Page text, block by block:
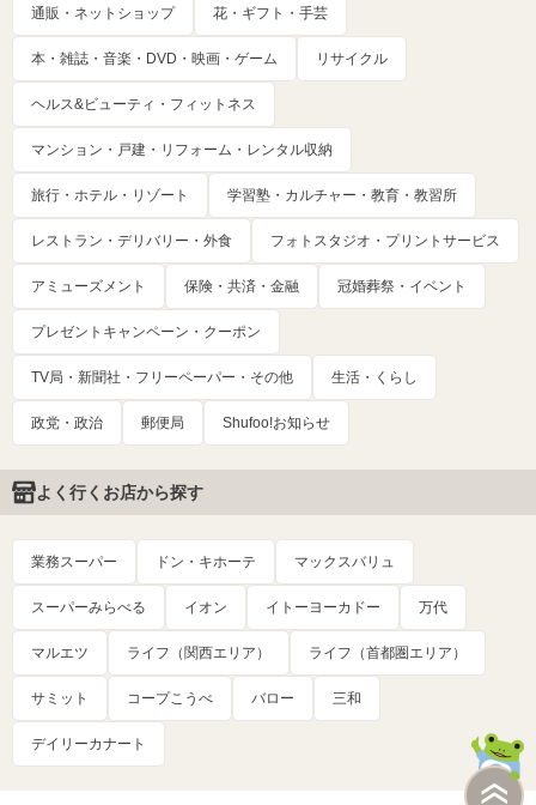
通販・ネットショップ 花・ギフト・手芸
本・雑誌・音楽・DVD・映画・ゲーム リサイクル
ヘルス&ビューティ・フィットネス
マンション・戸建・リフォーム・レンタル収納
旅行・ホテル・リゾート 学習塾・カルチャー・教育・教習所
レストラン・デリバリー・外食 フォトスタジオ・プリントサービス
アミューズメント 保険・共済・金融 冠婚葬祭・イベント
プレゼントキャンペーン・クーポン
TV局・新聞社・フリーペーパー・その他 生活・くらし
政党・政治 郵便局 Shufoo!お知らせ
よく行くお店から探す
業務スーパー ドン・キホーテ マックスバリュ
スーパーみらべる イオン イトーヨーカドー 万代
マルエツ ライフ（関西エリア） ライフ（首都圏エリア）
サミット コープこうべ バロー 三和
デイリーカナート